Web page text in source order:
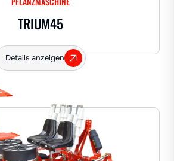
TRIUM45
Details anzeigen